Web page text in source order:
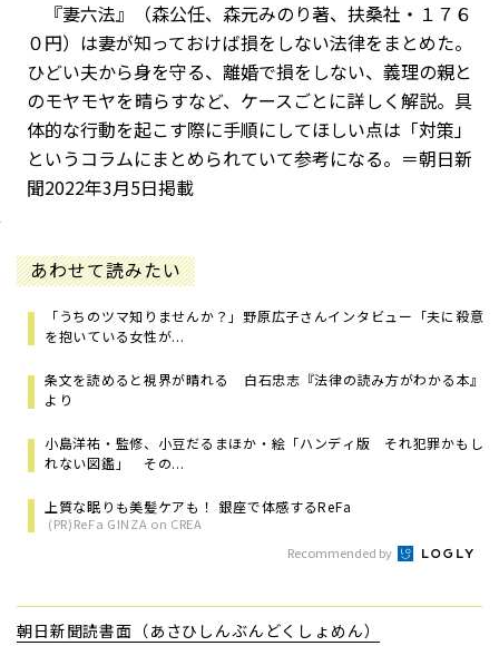
『妻六法』（森公任、森元みのり著、扶桑社・１７６
０円）は妻が知っておけば損をしない法律をまとめた。
ひどい夫から身を守る、離婚で損をしない、義理の親と
のモヤモヤを晴らすなど、ケースごとに詳しく解説。具
体的な行動を起こす際に手順にしてほしい点は「対策」
というコラムにまとめられていて参考になる。＝朝日新
聞2022年3月5日掲載
あわせて読みたい
「うちのツマ知りませんか？」野原広子さんインタビュー「夫に殺意
を抱いている女性が...
条文を読めると視界が晴れる ――白石忠志『法律の読み方がわかる本』
より
小島洋祐・監修、小豆だるまほか・絵「ハンディ版 それ犯罪かもし
れない図鑑」 その...
上質な眠りも美髪ケアも！ 銀座で体感するReFa
(PR)ReFa GINZA on CREA
Recommended by
朝日新聞読書面（あさひしんぶんどくしょめん）